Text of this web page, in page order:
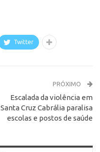
Twitter
PRÓXIMO
Escalada da violência em
Santa Cruz Cabrália paralisa
escolas e postos de saúde